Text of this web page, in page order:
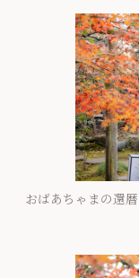
おばあちゃまの還